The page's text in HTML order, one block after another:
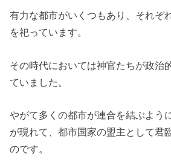
有力な都市がいくつもあり、それぞ
を祀っています。
その時代においては神官たちが政治
ていました。
やがて多くの都市が連合を結ぶよう
が現れて、都市国家の盟主として君
のです。